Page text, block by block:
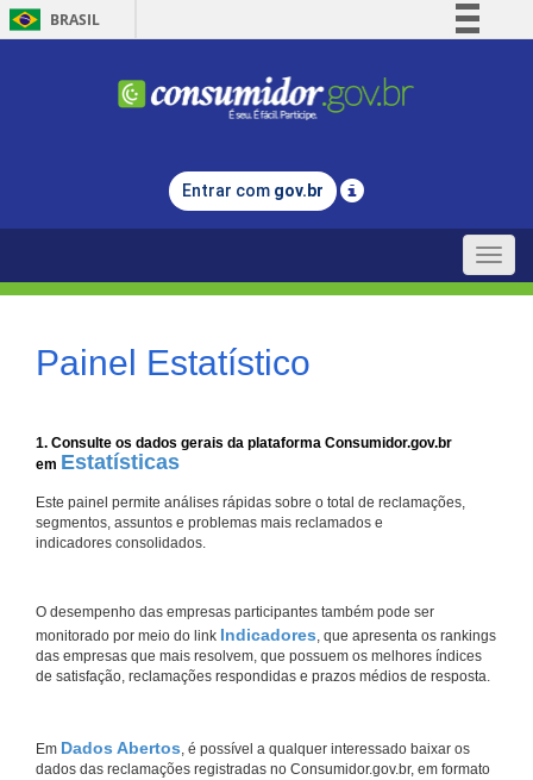
BRASIL
Comunica BR
Legislação
Entrar com gov.br
Toggle
Painel Estatístico
1. Consulte os dados gerais da plataforma Consumidor.gov.br
em Estatísticas
Este painel permite análises rápidas sobre o total de reclamações,
segmentos, assuntos e problemas mais reclamados e
indicadores consolidados.
O desempenho das empresas participantes também pode ser
monitorado por meio do link Indicadores, que apresenta os rankings
das empresas que mais resolvem, que possuem os melhores índices
de satisfação, reclamações respondidas e prazos médios de resposta.
Em Dados Abertos, é possível a qualquer interessado baixar os
dados das reclamações registradas no Consumidor.gov.br, em formato